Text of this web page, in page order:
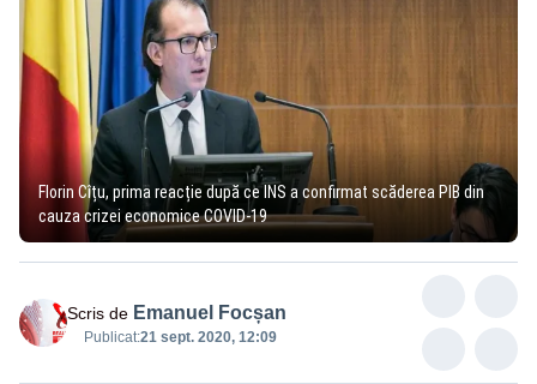
Florin Cîțu, prima reacție după ce INS a confirmat scăderea PIB din
cauza crizei economice COVID-19
Scris de Emanuel Focșan
Publicat:21 sept. 2020, 12:09